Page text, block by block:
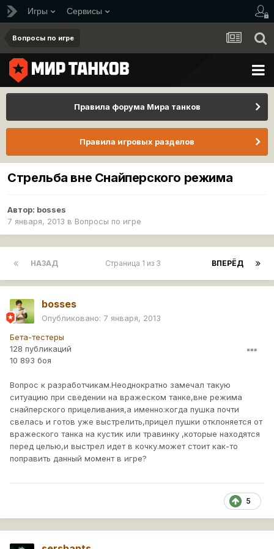
Игры Сервисы
Вопросы по игре
Правила форума Мира танков
Правила игровых разделов
Стрельба вне Снайперского режима
Автор: bosses
7 января, 2013 в Вопросы по игре
НАЗАД ВПЕРЁД
Страница 1 из 3
bosses
Опубликовано: 7 января, 2013
Бета-тестеры
128 публикаций
10 893 боя
Вопрос к разработчикам.Неоднократно замечал такую
ситуацию при сведении на вражеском танке,вне режима
снайперского прицеливания,а именно:когда пушка почти
свелась и готов уже выстрелить,прицел пушки отклоняется от
вражеского танка на кустик или травинку ,которые находятся
перед целью,и выстрел идет в кочку.может стоит как-то
поправить данный момент в игре?
5